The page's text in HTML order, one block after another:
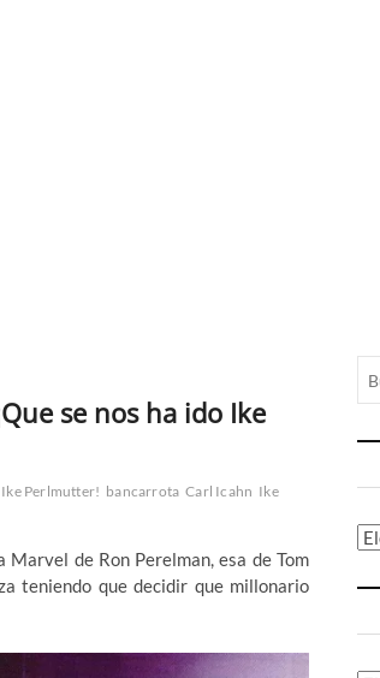
se nos ha ido Ike
Ike Perlmutter! bancarrota Carl Icahn Ike
de Ron Perelman, esa de Tom
teniendo que decidir que millonario